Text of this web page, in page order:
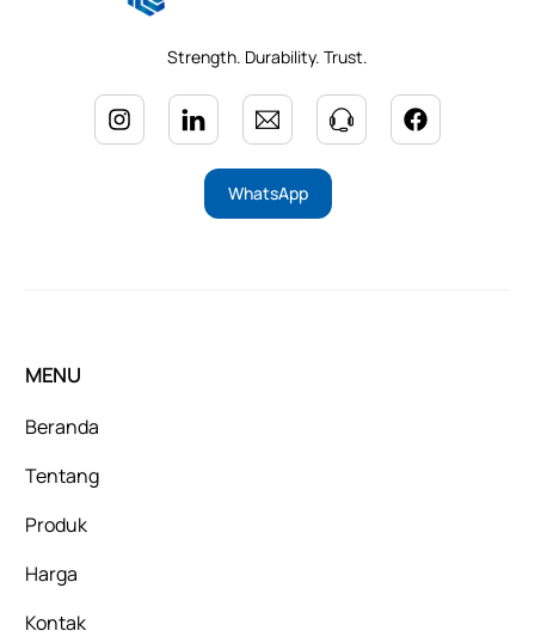
Strength. Durability. Trust.
WhatsApp
MENU
Beranda
Tentang
Produk
Harga
Kontak